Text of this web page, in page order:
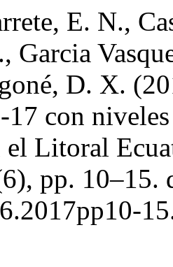
E. N.,
Garcia
D. X.
con
el Litoral
pp. 10–15.